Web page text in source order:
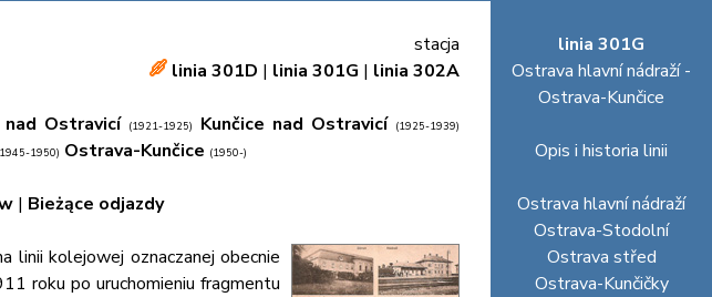
stacja
linia 301D | linia 301G | linia 302A
Ostravicí (1921-1925) Kunčice nad Ostravicí (1925-1939)
1950) Ostrava-Kunčice (1950-)
| Bieżące odjazdy
linii kolejowej oznaczanej obecnie
roku po uruchomieniu fragmentu
linia 301G
Ostrava hlavní nádraží -
Ostrava-Kunčice
Opis i historia linii
Ostrava hlavní nádraží
Ostrava-Stodolní
Ostrava střed
Ostrava-Kunčičky